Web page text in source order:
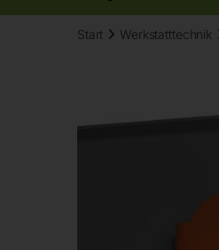
Start Werkstatttechnik